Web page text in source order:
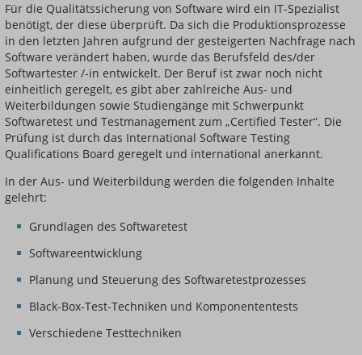
Für die Qualitätssicherung von Software wird ein IT-Spezialist
benötigt, der diese überprüft. Da sich die Produktionsprozesse
in den letzten Jahren aufgrund der gesteigerten Nachfrage nach
Software verändert haben, wurde das Berufsfeld des/der
Softwartester /-in entwickelt. Der Beruf ist zwar noch nicht
einheitlich geregelt, es gibt aber zahlreiche Aus- und
Weiterbildungen sowie Studiengänge mit Schwerpunkt
Softwaretest und Testmanagement zum „Certified Tester“. Die
Prüfung ist durch das International Software Testing
Qualifications Board geregelt und international anerkannt.
In der Aus- und Weiterbildung werden die folgenden Inhalte
gelehrt:
Grundlagen des Softwaretest
Softwareentwicklung
Planung und Steuerung des Softwaretestprozesses
Black-Box-Test-Techniken und Komponententests
Verschiedene Testtechniken